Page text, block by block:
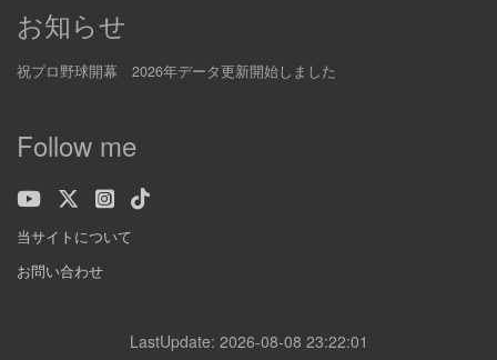
お知らせ
祝プロ野球開幕 2026年データ更新開始しました
Follow me
当サイトについて
お問い合わせ
LastUpdate: 2026-08-08 23:22:01